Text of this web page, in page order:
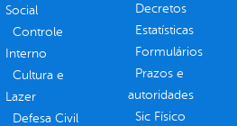
Social
Controle
Interno
Cultura e
Lazer
Defesa Civil
Decretos
Estatísticas
Formulários
Prazos e
autoridades
Sic Físico